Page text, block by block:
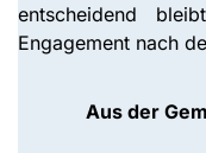
entscheidend
Engagement nach
Aus der